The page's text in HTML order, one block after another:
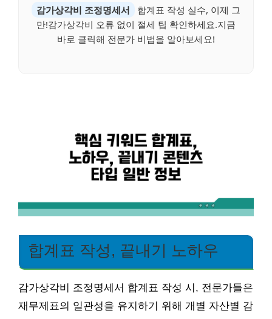
감가상각비 조정명세서
합계표 작성 실수, 이제 그
만!감가상각비 오류 없이 절세 팁 확인하세요.지금
바로 클릭해 전문가 비법을 알아보세요!
합계표 작성, 끝내기 노하우
감가상각비 조정명세서 합계표 작성 시, 전문가들은
재무제표의 일관성을 유지하기 위해 개별 자산별 감